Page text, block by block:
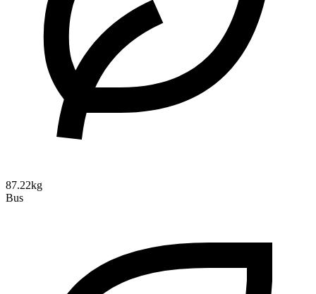
87.22kg
Bus